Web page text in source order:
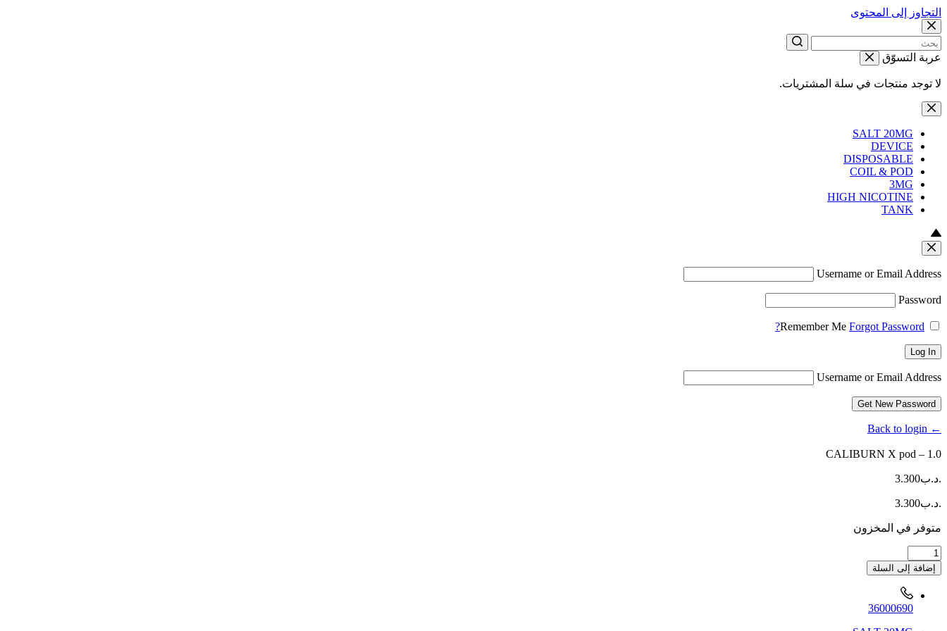
التجاوز إلى المحتوى
عربة التسوّق
لا توجد منتجات في سلة المشتريات.
SALT 20MG
DEVICE
DISPOSABLE
COIL & POD
3MG
HIGH NICOTINE
TANK
Username or Email Address
Password
Remember Me Forgot Password?
Log In
Username or Email Address
Get New Password
← Back to login
CALIBURN X pod – 1.0
.د.ب3.300
.د.ب3.300
متوفر في المخزون
كمية
CALIBURN
X
إضافة إلى السلة
36000690